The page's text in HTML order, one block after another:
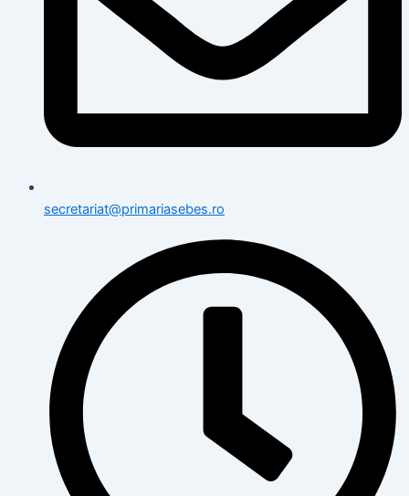
secretariat@primariasebes.ro